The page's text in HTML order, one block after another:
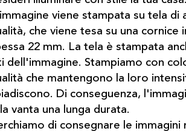
viene stampata su tela di
che viene tesa su una cornice
22 mm. La tela è stampata
dell'immagine. Stampiamo con
che mantengono la loro
Di conseguenza,
vanta una lunga durata.
di consegnare le immagini